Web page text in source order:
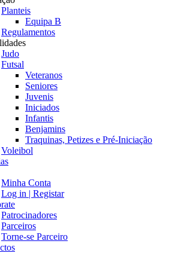
Planteis
Equipa B
Regulamentos
Judo
Futsal
Veteranos
Seniores
Juvenis
Iniciados
Infantis
Benjamins
Traquinas, Petizes e Pré-Iniciação
Voleibol
Minha Conta
Log in | Registar
Patrocinadores
Parceiros
Torne-se Parceiro